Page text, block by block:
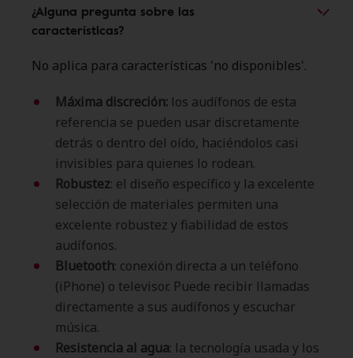
¿Alguna pregunta sobre las
características?
No aplica para características 'no disponibles'.
Máxima discreción: los audífonos de esta
referencia se pueden usar discretamente
detrás o dentro del oído, haciéndolos casi
invisibles para quienes lo rodean.
Robustez: el diseño específico y la excelente
selección de materiales permiten una
excelente robustez y fiabilidad de estos
audífonos.
Bluetooth: conexión directa a un teléfono
(iPhone) o televisor. Puede recibir llamadas
directamente a sus audífonos y escuchar
música.
Resistencia al agua: la tecnología usada y los